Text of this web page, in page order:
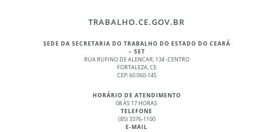
TRABALHO.CE.GOV.BR
SEDE DA SECRETARIA DO TRABALHO DO ESTADO DO CEARÁ
– SET
RUA RUFINO DE ALENCAR, 134 -CENTRO
FORTALEZA, CE
CEP: 60.060-145
HORÁRIO DE ATENDIMENTO
08 ÀS 17 HORAS
TELEFONE
(85) 3376-1100
E-MAIL